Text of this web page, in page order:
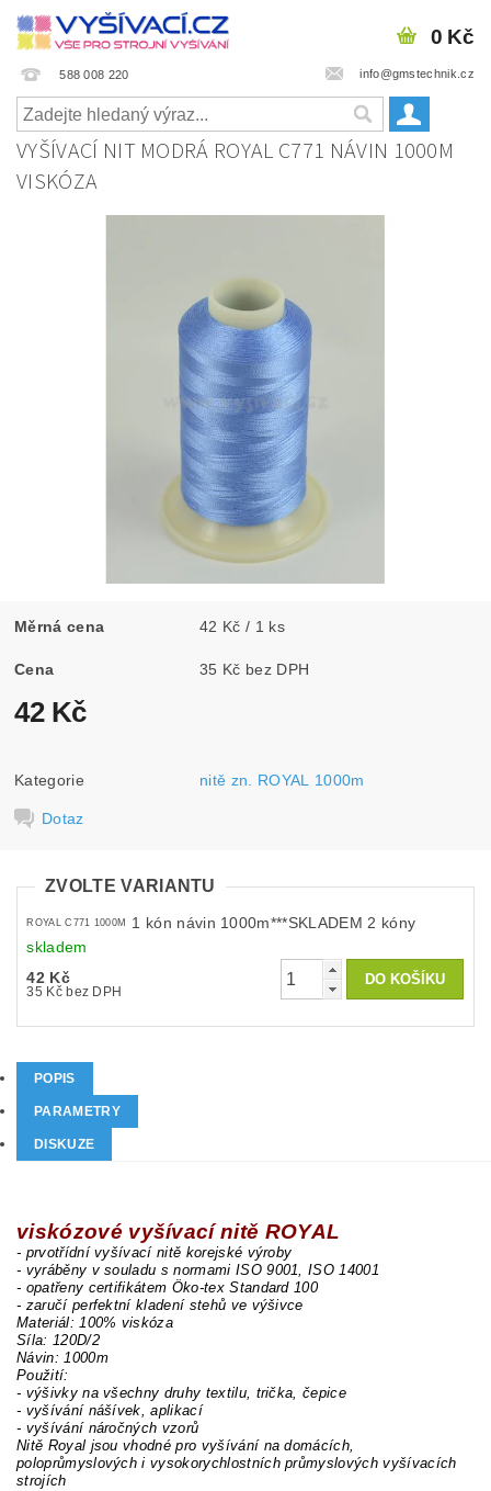
588 008 220 info@gmstechnik.cz
0 Kč
VYŠÍVACÍ NIT MODRÁ ROYAL C771 NÁVIN 1000M
VISKÓZA
Měrná cena 42 Kč / 1 ks
Cena 35 Kč bez DPH
42 Kč
Kategorie nitě zn. ROYAL 1000m
Dotaz
ZVOLTE VARIANTU
ROYAL C771 1000M
1 kón návin 1000m***SKLADEM 2 kóny
skladem
42 Kč
35 Kč bez DPH
POPIS
PARAMETRY
DISKUZE
viskózové vyšívací nitě ROYAL
- prvotřídní vyšívací nitě korejské výroby
- vyráběny v souladu s normami ISO 9001, ISO 14001
- opatřeny certifikátem Öko-tex Standard 100
- zaručí perfektní kladení stehů ve výšivce
Materiál: 100% viskóza
Síla: 120D/2
Návin: 1000m
Použití:
- výšivky na všechny druhy textilu, trička, čepice
- vyšívání nášívek, aplikací
- vyšívání náročných vzorů
Nitě Royal jsou vhodné pro vyšívání na domácích,
poloprůmyslových i vysokorychlostních průmyslových vyšívacích
strojích